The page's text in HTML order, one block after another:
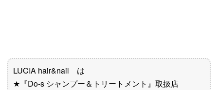
LUCIA hair&nail は
★『Do-s シャンプー＆トリートメント』取扱店